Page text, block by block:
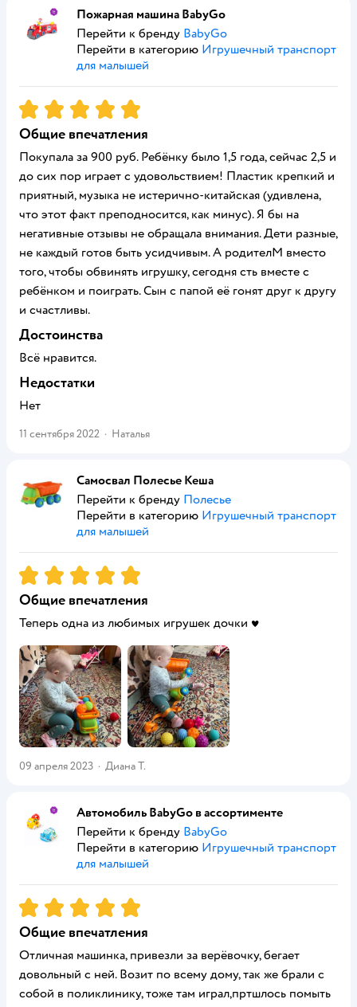
Пожарная машина BabyGo
Перейти к бренду BabyGo
Перейти в категорию Игрушечный транспорт
для малышей
Рейтинг:5
Общие впечатления
Покупала за 900 руб. Ребёнку было 1,5 года, сейчас 2,5 и
до сих пор играет с удовольствием! Пластик крепкий и
приятный, музыка не истерично-китайская (удивлена,
что этот факт преподносится, как минус). Я бы на
негативные отзывы не обращала внимания. Дети разные,
не каждый готов быть усидчивым. А родителМ вместо
того, чтобы обвинять игрушку, сегодня сть вместе с
ребёнком и поиграть. Сын с папой её гонят друг к другу
и счастливы.
Достоинства
Всё нравится.
Недостатки
Нет
11 сентября 2022 · Наталья
Самосвал Полесье Кеша
Перейти к бренду Полесье
Перейти в категорию Игрушечный транспорт
для малышей
Рейтинг:5
Общие впечатления
Теперь одна из любимых игрушек дочки ♥️
09 апреля 2023 · Диана Т.
Автомобиль BabyGo в ассортименте
Перейти к бренду BabyGo
Перейти в категорию Игрушечный транспорт
для малышей
Рейтинг:5
Общие впечатления
Отличная машинка, привезли за верёвочку, бегает
довольный с ней. Возит по всему дому, так же брали с
собой в поликлинику, тоже там играл,пртшлось помыть